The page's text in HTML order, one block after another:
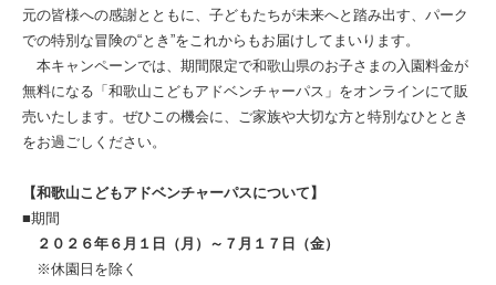
元の皆様への感謝とともに、子どもたちが未来へと踏み出す、パーク
での特別な冒険の“とき”をこれからもお届けしてまいります。
本キャンペーンでは、期間限定で和歌山県のお子さまの入園料金が
無料になる「和歌山こどもアドベンチャーパス」をオンラインにて販
売いたします。ぜひこの機会に、ご家族や大切な方と特別なひととき
をお過ごしください。
【和歌山こどもアドベンチャーパスについて】
■期間
２０２６年６月１日（月）～７月１７日（金）
※休園日を除く